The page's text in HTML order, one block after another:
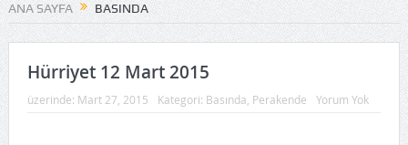
ANA SAYFA BASINDA
Hürriyet 12 Mart 2015
üzerinde: Mart 27, 2015 Kategori: Basında Perakende Yorum Yok